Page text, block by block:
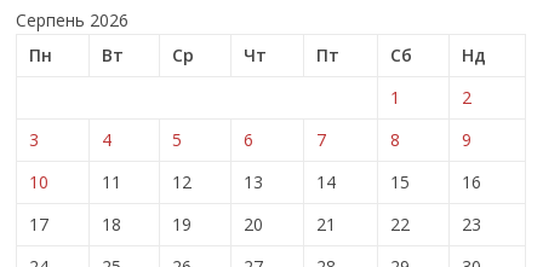
Серпень 2026
Пн
Вт Ср Чт Пт Сб
Нд
1
2
3
4 5 6 7 8
9
10
11 12 13 14 15
16
17
18 19 20 21 22
23